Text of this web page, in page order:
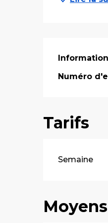
Numéro
Tarifs
Tarifs 2026
Semaine